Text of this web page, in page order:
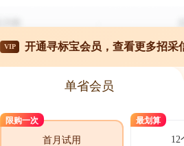
VIP 开通寻标宝会员，查看更多招采
单省会员
限购一次
首月试用
最划算
12